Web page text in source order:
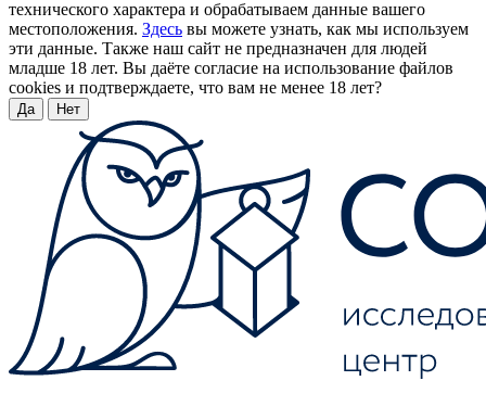
технического характера и обрабатываем данные вашего
местоположения. Здесь вы можете узнать, как мы используем
эти данные. Также наш сайт не предназначен для людей
младше 18 лет. Вы даёте согласие на использование файлов
cookies и подтверждаете, что вам не менее 18 лет?
Да Нет